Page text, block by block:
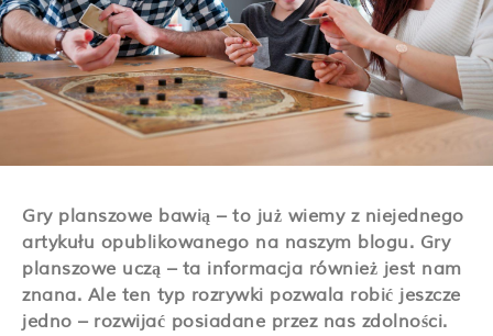
Gry planszowe bawią – to już wiemy z niejednego
artykułu opublikowanego na naszym blogu. Gry
planszowe uczą – ta informacja również jest nam
znana. Ale ten typ rozrywki pozwala robić jeszcze
jedno – rozwijać posiadane przez nas zdolności.